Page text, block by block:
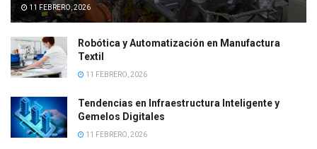
11 FEBRERO, 2026
Robótica y Automatización en Manufactura
Textil
11 FEBRERO, 2026
Tendencias en Infraestructura Inteligente y
Gemelos Digitales
11 FEBRERO, 2026